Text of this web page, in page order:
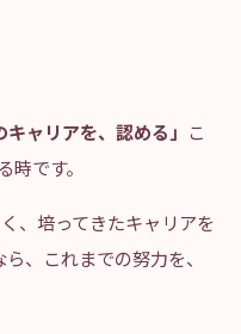
キャリアを、認める」 こ
です。
、培ってきたキャリアを
、これまでの努力を、